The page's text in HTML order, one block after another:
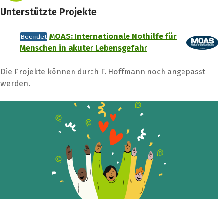
Unterstützte Projekte
Beendet MOAS: Internationale Nothilfe für
Menschen in akuter Lebensgefahr
Die Projekte können durch F. Hoffmann noch angepasst
werden.